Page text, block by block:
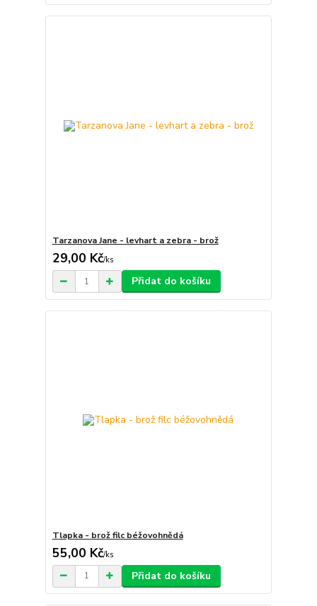
Tarzanova Jane - levhart a zebra - brož
29,00 Kč/ks
Přidat do košíku
Tlapka - brož filc béžovohnědá
55,00 Kč/ks
Přidat do košíku